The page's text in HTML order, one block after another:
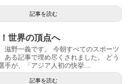
記事を読む
世界の頂点へ
滋野一義です。 今朝すべてのスポーツ
ある記事で埋め尽くされました。 どう
手が、「アジア人初の快挙...
記事を読む